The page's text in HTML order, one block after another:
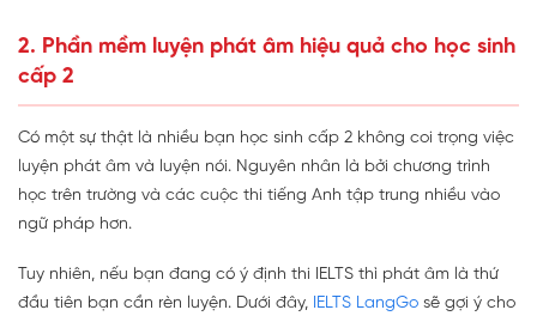
2. Phần mềm luyện phát âm hiệu quả cho học sinh
cấp 2
Có một sự thật là nhiều bạn học sinh cấp 2 không coi trọng việc
luyện phát âm và luyện nói. Nguyên nhân là bởi chương trình
học trên trường và các cuộc thi tiếng Anh tập trung nhiều vào
ngữ pháp hơn.
Tuy nhiên, nếu bạn đang có ý định thi IELTS thì phát âm là thứ
đầu tiên bạn cần rèn luyện. Dưới đây, IELTS LangGo sẽ gợi ý cho